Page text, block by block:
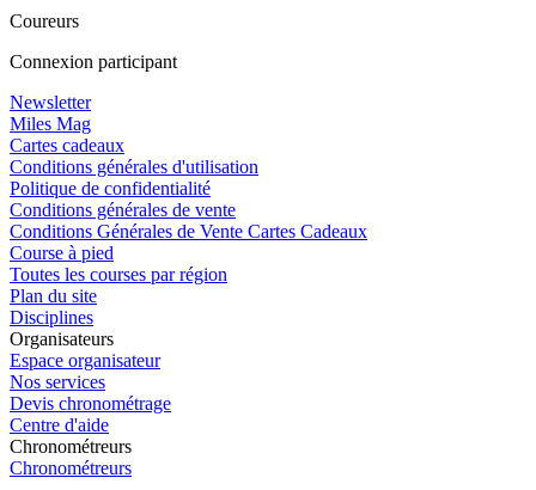
Coureurs
Connexion participant
Newsletter
Miles Mag
Cartes cadeaux
Conditions générales d'utilisation
Politique de confidentialité
Conditions générales de vente
Conditions Générales de Vente Cartes Cadeaux
Course à pied
Toutes les courses par région
Plan du site
Disciplines
Organisateurs
Espace organisateur
Nos services
Devis chronométrage
Centre d'aide
Chronométreurs
Chronométreurs